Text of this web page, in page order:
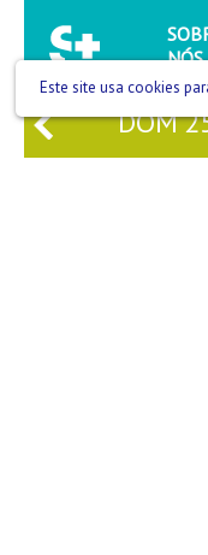
NÓS
DOM
Este site usa cookies